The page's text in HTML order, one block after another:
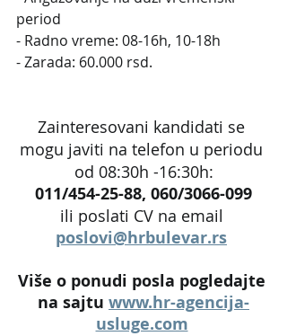
period
- Radno vreme: 08-16h, 10-18h
- Zarada: 60.000 rsd.
Zainteresovani kandidati se
mogu javiti na telefon u periodu
od 08:30h -16:30h:
011/454-25-88, 060/3066-099
ili poslati CV na email
poslovi@hrbulevar.rs
Više o ponudi posla pogledajte
na sajtu www.hr-agencija-
usluge.com